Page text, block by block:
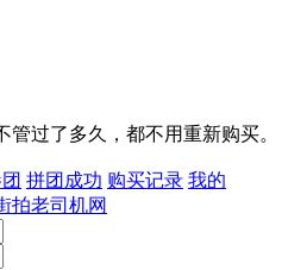
管过了多久，都不用重新购买。
拼团成功 购买记录 我的